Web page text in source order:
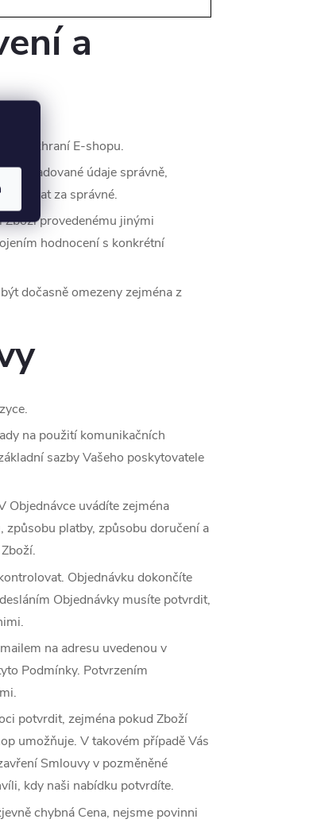
a
rozhraní E-shopu.
požadované údaje správně,
za správné.
provedenému jinými
hodnocení s konkrétní
dočasně omezeny zejména z
na použití komunikačních
sazby Vašeho poskytovatele
Objednávce uvádíte zejména
způsobu platby, způsobu doručení a
Objednávku dokončíte
Objednávky musíte potvrdit,
na adresu uvedenou v
Podmínky. Potvrzením
potvrdit, zejména pokud Zboží
umožňuje. V takovém případě Vás
Smlouvy v pozměněné
kdy naši nabídku potvrdíte.
chybná Cena, nejsme povinni